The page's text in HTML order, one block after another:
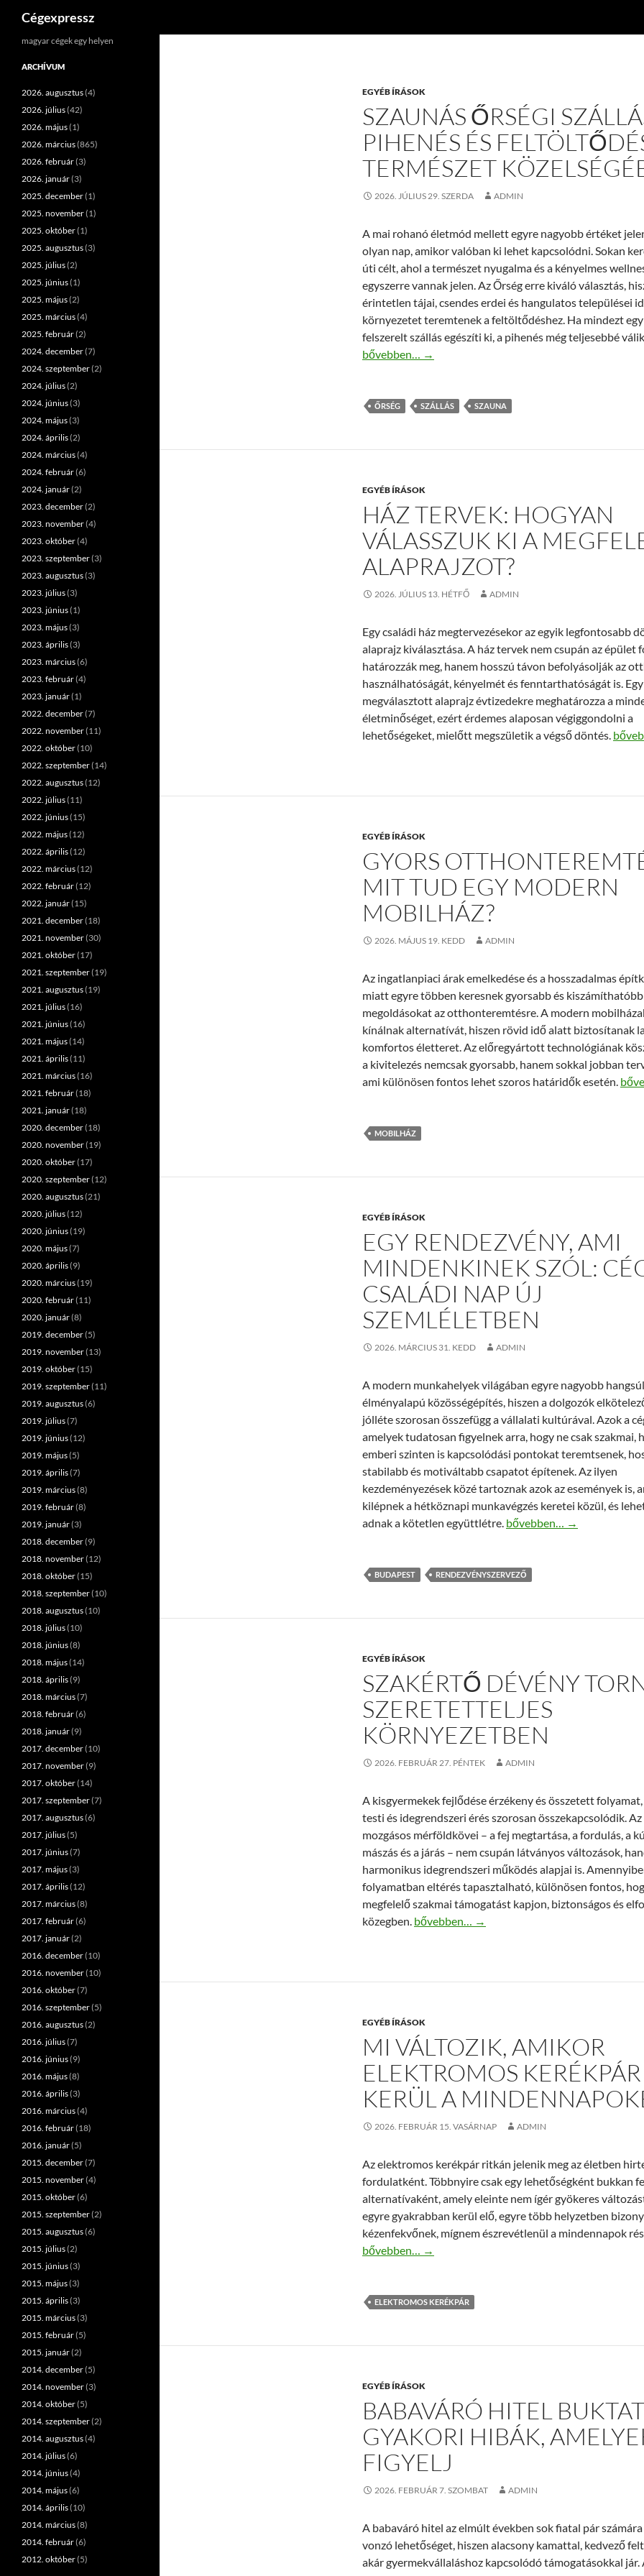
Kilépés
Cégexpressz
EGYÉB ÍRÁSOK
SZAUNÁS ŐRSÉGI
PIHENÉS ÉS
TERMÉSZET
2026. JÚLIUS 29. SZERDA ADMIN
A mai rohanó életmód mellett egyre nagyobb értéket
olyan nap, amikor valóban ki lehet kapcsolódni. Sokan
úti célt, ahol a természet nyugalma és a kényelmes
egyszerre vannak jelen. Az Őrség erre kiváló választás,
érintetlen tájai, csendes erdei és hangulatos települései
környezetet teremtenek a feltöltődéshez. Ha mindezt
felszerelt szállás egészíti ki, a pihenés még teljesebbé
Szaunás őrségi szállás – pihenés és feltöltődés a
bővebben… →
ŐRSÉG SZÁLLÁS SZAUNA
EGYÉB ÍRÁSOK
HÁZ TERVEK: HOGYAN
VÁLASSZUK KI A
ALAPRAJZOT?
2026. JÚLIUS 13. HÉTFŐ ADMIN
Egy családi ház megtervezésekor az egyik legfontosabb
alaprajz kiválasztása. A ház tervek nem csupán az épület
határozzák meg, hanem hosszú távon befolyásolják az
használhatóságát, kényelmét és fenntarthatóságát is.
megválasztott alaprajz évtizedekre meghatározza a
életminőséget, ezért érdemes alaposan végiggondolni a
lehetőségeket, mielőtt megszületik a végső döntés. Ház
EGYÉB ÍRÁSOK
GYORS
MIT TUD EGY MODERN
MOBILHÁZ?
2026. MÁJUS 19. KEDD ADMIN
Az ingatlanpiaci árak emelkedése és a hosszadalmas
miatt egyre többen keresnek gyorsabb és kiszámíthatóbb
megoldásokat az otthonteremtésre. A modern
kínálnak alternatívát, hiszen rövid idő alatt biztosítanak
komfortos életteret. Az előregyártott technológiának
a kivitelezés nemcsak gyorsabb, hanem sokkal jobban
ami különösen fontos lehet szoros határidők esetén.
MOBILHÁZ
EGYÉB ÍRÁSOK
EGY RENDEZVÉNY, AMI
MINDENKINEK SZÓL:
CSALÁDI NAP ÚJ
SZEMLÉLETBEN
2026. MÁRCIUS 31. KEDD ADMIN
A modern munkahelyek világában egyre nagyobb
élményalapú közösségépítés, hiszen a dolgozók
jólléte szorosan összefügg a vállalati kultúrával. Azok a
amelyek tudatosan figyelnek arra, hogy ne csak szakmai,
emberi szinten is kapcsolódási pontokat teremtsenek,
stabilabb és motiváltabb csapatot építenek. Az ilyen
kezdeményezések közé tartoznak azok az események is,
kilépnek a hétköznapi munkavégzés keretei közül, és
adnak a kötetlen együttlétre. Egy rendezvény, ami
bővebben… →
BUDAPEST RENDEZVÉNYSZERVEZŐ
EGYÉB ÍRÁSOK
SZAKÉRTŐ DÉVÉNY
SZERETETTELJES
KÖRNYEZETBEN
2026. FEBRUÁR 27. PÉNTEK ADMIN
A kisgyermekek fejlődése érzékeny és összetett
testi és idegrendszeri érés szorosan összekapcsolódik.
mozgásos mérföldkövei – a fej megtartása, a fordulás, a
mászás és a járás – nem csupán látványos változások,
harmonikus idegrendszeri működés alapjai is.
folyamatban eltérés tapasztalható, különösen fontos,
megfelelő szakmai támogatást kapjon, biztonságos és
közegben. Szakértő Dévény torna szeretetteljes
bővebben… →
EGYÉB ÍRÁSOK
MI VÁLTOZIK, AMIKOR
ELEKTROMOS KERÉKPÁR
KERÜL A
2026. FEBRUÁR 15. VASÁRNAP ADMIN
Az elektromos kerékpár ritkán jelenik meg az életben
fordulatként. Többnyire csak egy lehetőségként bukkan
alternatívaként, amely eleinte nem ígér gyökeres
egyre gyakrabban kerül elő, egyre több helyzetben
kézenfekvőnek, mígnem észrevétlenül a mindennapok
Mi változik, amikor elektromos kerékpár kerül a
bővebben… →
ELEKTROMOS KERÉKPÁR
EGYÉB ÍRÁSOK
BABAVÁRÓ HITEL
GYAKORI HIBÁK,
FIGYELJ
2026. FEBRUÁR 7. SZOMBAT ADMIN
A babaváró hitel az elmúlt években sok fiatal pár
vonzó lehetőséget, hiszen alacsony kamattal, kedvező
akár gyermekvállaláshoz kapcsolódó támogatásokkal jár.
magyar cégek egy helyen
ARCHÍVUM
2026. augusztus(4)
2026. július(42)
2026. május(1)
2026. március(865)
2026. február(3)
2026. január(3)
2025. december(1)
2025. november(1)
2025. október(1)
2025. augusztus(3)
2025. július(2)
2025. június(1)
2025. május(2)
2025. március(4)
2025. február(2)
2024. december(7)
2024. szeptember(2)
2024. július(2)
2024. június(3)
2024. május(3)
2024. április(2)
2024. március(4)
2024. február(6)
2024. január(2)
2023. december(2)
2023. november(4)
2023. október(4)
2023. szeptember(3)
2023. augusztus(3)
2023. július(3)
2023. június(1)
2023. május(3)
2023. április(3)
2023. március(6)
2023. február(4)
2023. január(1)
2022. december(7)
2022. november(11)
2022. október(10)
2022. szeptember(14)
2022. augusztus(12)
2022. július(11)
2022. június(15)
2022. május(12)
2022. április(12)
2022. március(12)
2022. február(12)
2022. január(15)
2021. december(18)
2021. november(30)
2021. október(17)
2021. szeptember(19)
2021. augusztus(19)
2021. július(16)
2021. június(16)
2021. május(14)
2021. április(11)
2021. március(16)
2021. február(18)
2021. január(18)
2020. december(18)
2020. november(19)
2020. október(17)
2020. szeptember(12)
2020. augusztus(21)
2020. július(12)
2020. június(19)
2020. május(7)
2020. április(9)
2020. március(19)
2020. február(11)
2020. január(8)
2019. december(5)
2019. november(13)
2019. október(15)
2019. szeptember(11)
2019. augusztus(6)
2019. július(7)
2019. június(12)
2019. május(5)
2019. április(7)
2019. március(8)
2019. február(8)
2019. január(3)
2018. december(9)
2018. november(12)
2018. október(15)
2018. szeptember(10)
2018. augusztus(10)
2018. július(10)
2018. június(8)
2018. május(14)
2018. április(9)
2018. március(7)
2018. február(6)
2018. január(9)
2017. december(10)
2017. november(9)
2017. október(14)
2017. szeptember(7)
2017. augusztus(6)
2017. július(5)
2017. június(7)
2017. május(3)
2017. április(12)
2017. március(8)
2017. február(6)
2017. január(2)
2016. december(10)
2016. november(10)
2016. október(7)
2016. szeptember(5)
2016. augusztus(2)
2016. július(7)
2016. június(9)
2016. május(8)
2016. április(3)
2016. március(4)
2016. február(18)
2016. január(5)
2015. december(7)
2015. november(4)
2015. október(6)
2015. szeptember(2)
2015. augusztus(6)
2015. július(2)
2015. június(3)
2015. május(3)
2015. április(3)
2015. március(3)
2015. február(5)
2015. január(2)
2014. december(5)
2014. november(3)
2014. október(5)
2014. szeptember(2)
2014. augusztus(4)
2014. július(6)
2014. június(4)
2014. május(6)
2014. április(10)
2014. március(8)
2014. február(6)
2012. október(5)